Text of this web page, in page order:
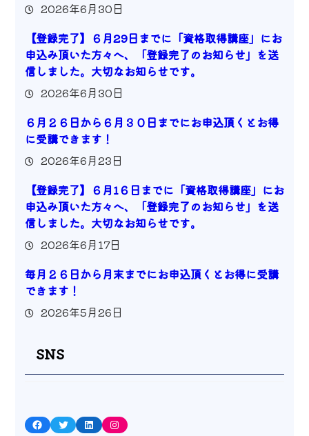
2026年6月30日
【登録完了】６月29日までに「資格取得講座」にお
申込み頂いた方々へ、「登録完了のお知らせ」を送
信しました。大切なお知らせです。
2026年6月30日
６月２６日から６月３０日までにお申込頂くとお得
に受講できます！
2026年6月23日
【登録完了】６月1６日までに「資格取得講座」にお
申込み頂いた方々へ、「登録完了のお知らせ」を送
信しました。大切なお知らせです。
2026年6月17日
毎月２６日から月末までにお申込頂くとお得に受講
できます！
2026年5月26日
SNS
Facebook Twitter LinkedIn Instagram